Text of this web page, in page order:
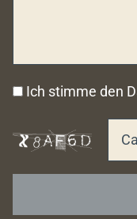
Ich stimme den